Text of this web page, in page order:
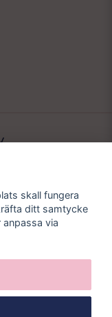
Skicka
skall fungera
ditt samtycke
via